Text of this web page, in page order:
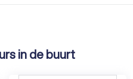
in de buurt